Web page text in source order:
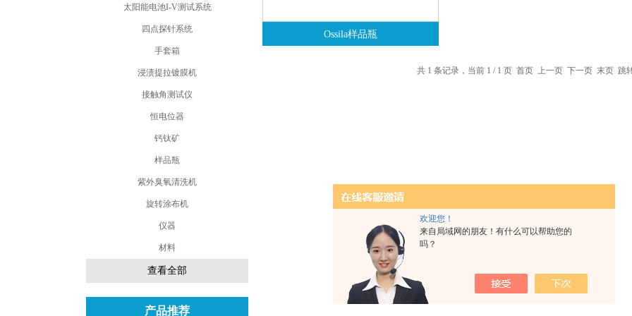
欢迎您！
来自局域网的朋友！有什么可以帮助您的
吗？
太阳能电池I-V测试系统
四点探针系统
手套箱
浸渍提拉镀膜机
接触角测试仪
恒电位器
钙钛矿
样品瓶
紫外臭氧清洗机
旋转涂布机
仪器
材料
查看全部
产品推荐
Ossila样品瓶
共 1 条记录，当前 1 / 1 页 首页 上一页 下一页 末页 跳